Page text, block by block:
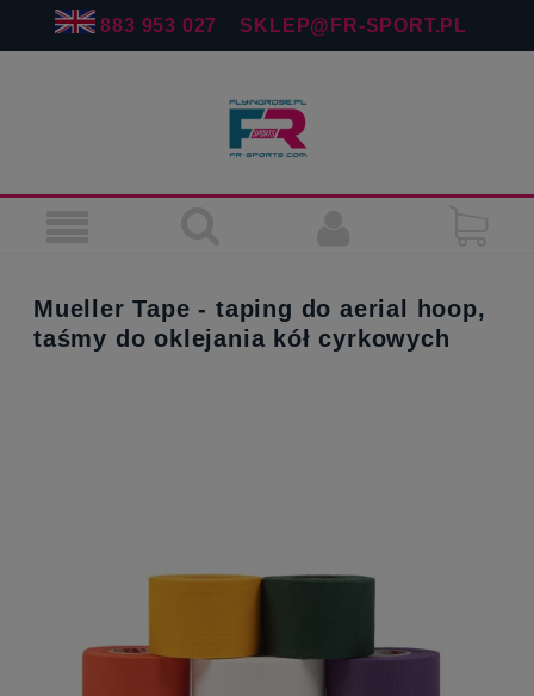
883 953 027 SKLEP@FR-SPORT.PL
Mueller Tape - taping do aerial hoop,
taśmy do oklejania kół cyrkowych